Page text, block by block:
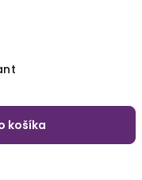
košíka